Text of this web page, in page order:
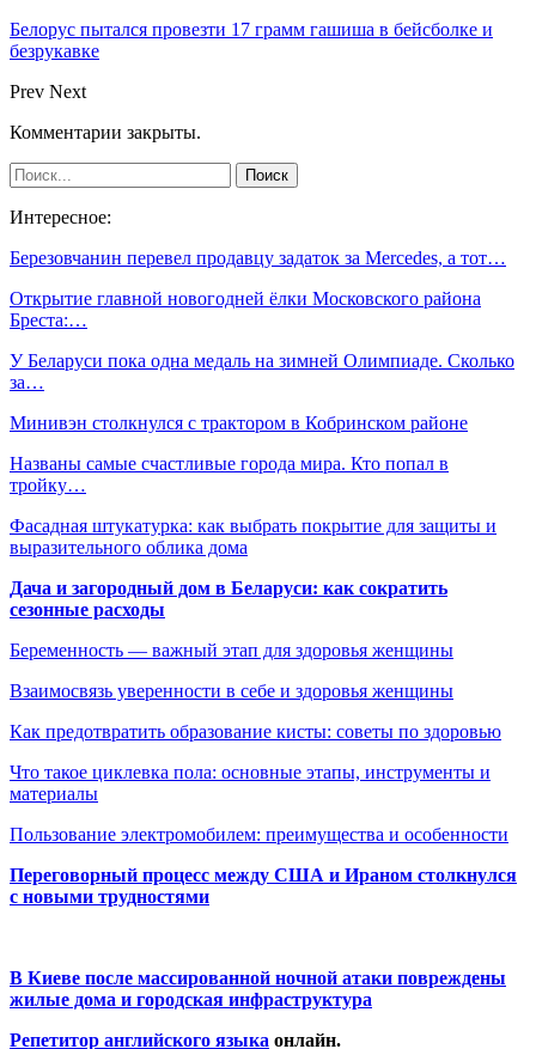
Белорус пытался провезти 17 грамм гашиша в бейсболке и
безрукавке
Prev Next
Комментарии закрыты.
Интересное:
Березовчанин перевел продавцу задаток за Mercedes, а тот…
Открытие главной новогодней ёлки Московского района
Бреста:…
У Беларуси пока одна медаль на зимней Олимпиаде. Сколько
за…
Минивэн столкнулся с трактором в Кобринском районе
Названы самые счастливые города мира. Кто попал в
тройку…
Фасадная штукатурка: как выбрать покрытие для защиты и
выразительного облика дома
Дача и загородный дом в Беларуси: как сократить
сезонные расходы
Беременность — важный этап для здоровья женщины
Взаимосвязь уверенности в себе и здоровья женщины
Как предотвратить образование кисты: советы по здоровью
Что такое циклевка пола: основные этапы, инструменты и
материалы
Пользование электромобилем: преимущества и особенности
Переговорный процесс между США и Ираном столкнулся
с новыми трудностями
В Киеве после массированной ночной атаки повреждены
жилые дома и городская инфраструктура
Репетитор английского языка онлайн.